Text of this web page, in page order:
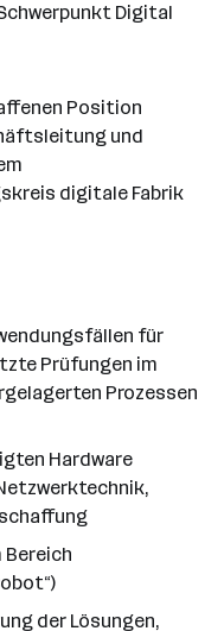
Digital
Position
und
digitale Fabrik
für
Prüfungen im
Prozessen
Hardware
der Lösungen,